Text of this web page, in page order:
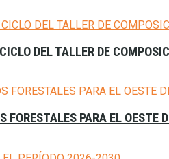
DEL TALLER DE
PARA EL OESTE